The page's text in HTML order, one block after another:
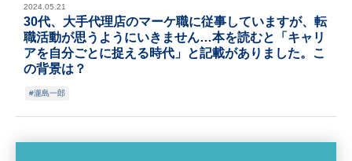
2024.05.21
30代、大手代理店のマーケ職に従事していますが、転
職活動が思うようにいきません…本を読むと「キャリ
アを自分ごとに捉える時代」と記載がありました。こ
の背景は？
瀧島一郎